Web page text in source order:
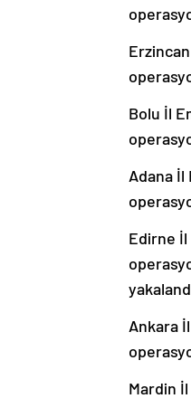
Bolu İl
Adana
Edirne
Ankara
Mardin